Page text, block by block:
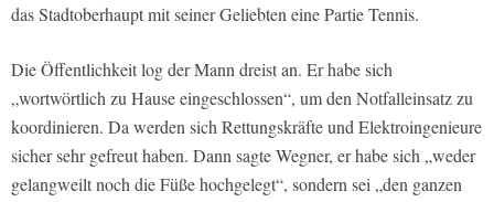
das Stadtoberhaupt mit seiner Geliebten eine Partie Tennis.
Die Öffentlichkeit log der Mann dreist an. Er habe sich
„wortwörtlich zu Hause eingeschlossen“, um den Notfalleinsatz zu
koordinieren. Da werden sich Rettungskräfte und Elektroingenieure
sicher sehr gefreut haben. Dann sagte Wegner, er habe sich „weder
gelangweilt noch die Füße hochgelegt“, sondern sei „den ganzen